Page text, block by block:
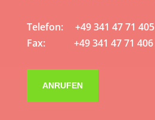
Telefon: +49 341 47 71 405
Fax: +49 341 47 71 406
ANRUFEN